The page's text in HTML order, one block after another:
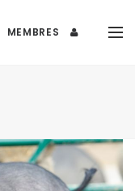
MEMBRES